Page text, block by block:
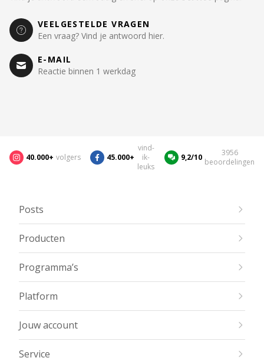
VEELGESTELDE VRAGEN
Een vraag? Vind je antwoord hier.
E-MAIL
Reactie binnen 1 werkdag
40.000+ volgers 45.000+
vind-
ik-
leuks
9,2/10
3956
beoordelingen
Posts
Producten
Programma’s
Platform
Jouw account
Service